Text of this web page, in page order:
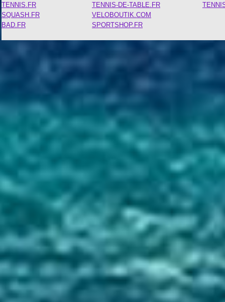
TENNIS.FR
SQUASH.FR
BAD.FR
TENNIS-DE-TABLE.FR
VELOBOUTIK.COM
SPORTSHOP.FR